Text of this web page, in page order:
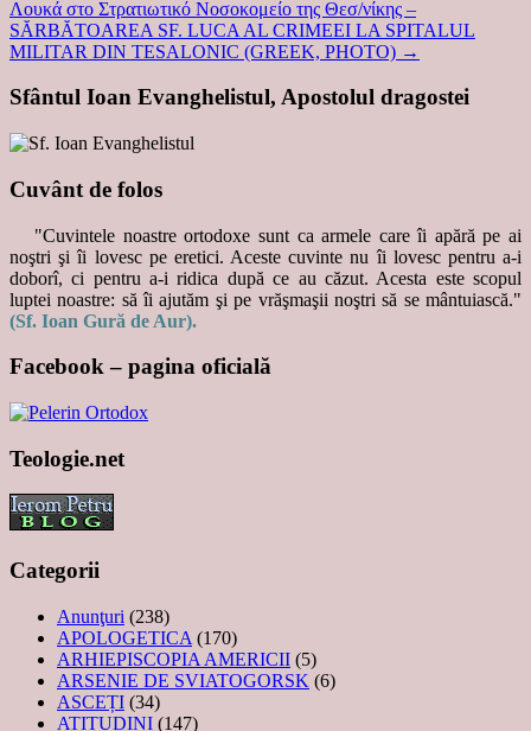
Λουκά στο Στρατιωτικό Νοσοκομείο της Θεσ/νίκης –
SĂRBĂTOAREA SF. LUCA AL CRIMEEI LA SPITALUL
MILITAR DIN TESALONIC (GREEK, PHOTO) →
Sfântul Ioan Evanghelistul, Apostolul dragostei
Cuvânt de folos
"Cuvintele noastre ortodoxe sunt ca armele care îi apără pe ai
noştri şi îi lovesc pe eretici. Aceste cuvinte nu îi lovesc pentru a-i
doborî, ci pentru a-i ridica după ce au căzut. Acesta este scopul
luptei noastre: să îi ajutăm şi pe vrăşmaşii noştri să se mântuiască."
(Sf. Ioan Gură de Aur).
Facebook – pagina oficială
Teologie.net
Categorii
Anunţuri (238)
APOLOGETICA (170)
ARHIEPISCOPIA AMERICII (5)
ARSENIE DE SVIATOGORSK (6)
ASCEȚI (34)
ATITUDINI (147)